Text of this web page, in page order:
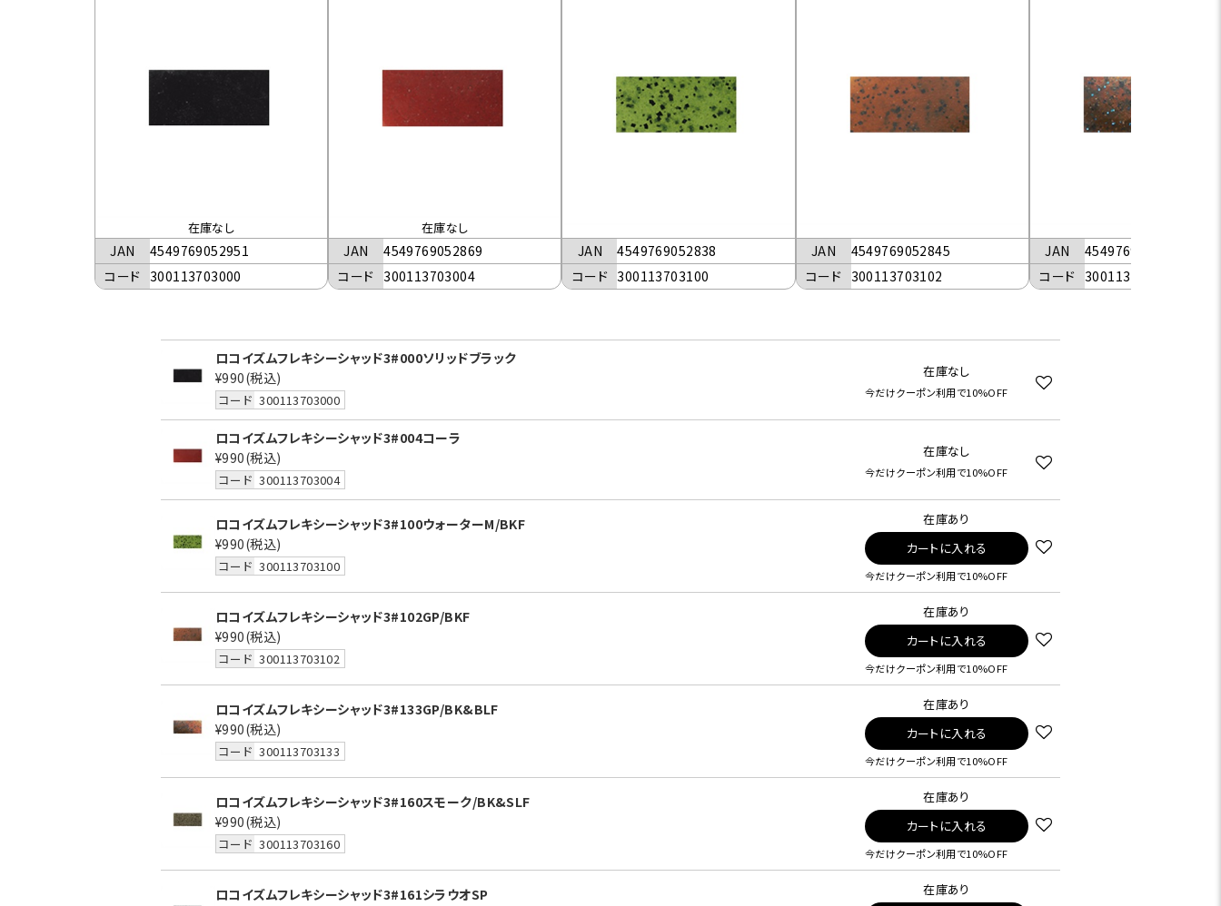
在庫なし
JAN
4549769052951
コード 300113703000
在庫なし
JAN
4549769052869
コード 300113703004
JAN
4549769052838
コード 300113703100
JAN
4549769052845
コード 300113703102
JAN
4549769052852
コード 300113703133
ロコイズムフレキシーシャッド3#000ソリッドブラック
¥990(税込)
コード 300113703000
在庫なし
今だけクーポン利用で10%OFF
ロコイズムフレキシーシャッド3#004コーラ
¥990(税込)
コード 300113703004
在庫なし
今だけクーポン利用で10%OFF
ロコイズムフレキシーシャッド3#100ウォーターM/BKF
¥990(税込)
コード 300113703100
在庫あり
カートに入れる
今だけクーポン利用で10%OFF
ロコイズムフレキシーシャッド3#102GP/BKF
¥990(税込)
コード 300113703102
在庫あり
カートに入れる
今だけクーポン利用で10%OFF
ロコイズムフレキシーシャッド3#133GP/BK&BLF
¥990(税込)
コード 300113703133
在庫あり
カートに入れる
今だけクーポン利用で10%OFF
ロコイズムフレキシーシャッド3#160スモーク/BK&SLF
¥990(税込)
コード 300113703160
在庫あり
カートに入れる
今だけクーポン利用で10%OFF
ロコイズムフレキシーシャッド3#161シラウオSP
在庫あり